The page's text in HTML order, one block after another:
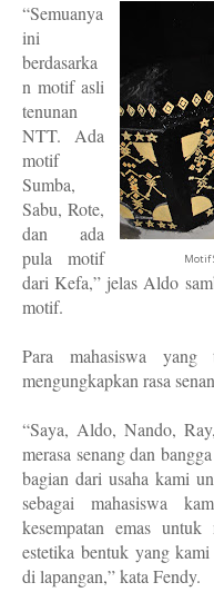
Motif
“Semuanya
ini
berdasarka
n motif asli
tenunan
NTT. Ada
motif
Sumba,
Sabu, Rote,
dan ada
pula motif
dari Kefa,” jelas Aldo
motif.
Para mahasiswa yang
mengungkapkan rasa
“Saya, Aldo, Nando,
merasa senang dan
bagian dari usaha kami
sebagai mahasiswa
kesempatan emas
estetika bentuk yang
di lapangan,” kata Fendy.